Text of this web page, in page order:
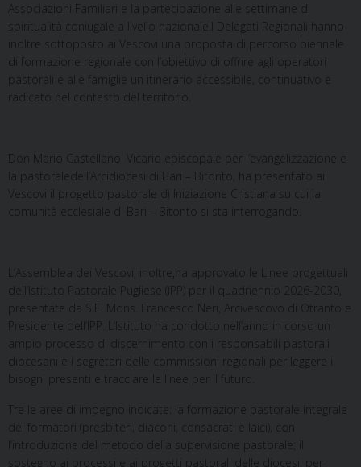
Associazioni Familiari e la partecipazione alle settimane di
spiritualità coniugale a livello nazionale.I Delegati Regionali hanno
inoltre sottoposto ai Vescovi una proposta di percorso biennale
di formazione regionale con l’obiettivo di offrire agli operatori
pastorali e alle famiglie un itinerario accessibile, continuativo e
radicato nel contesto del territorio.
Don Mario Castellano, Vicario episcopale per l’evangelizzazione e
la pastoraledell’Arcidiocesi di Bari – Bitonto, ha presentato ai
Vescovi il progetto pastorale di Iniziazione Cristiana su cui la
comunità ecclesiale di Bari – Bitonto si sta interrogando.
L’Assemblea dei Vescovi, inoltre,ha approvato le Linee progettuali
dell’Istituto Pastorale Pugliese (IPP) per il quadriennio 2026-2030,
presentate da S.E. Mons. Francesco Neri, Arcivescovo di Otranto e
Presidente dell’IPP. L’Istituto ha condotto nell’anno in corso un
ampio processo di discernimento con i responsabili pastorali
diocesani e i segretari delle commissioni regionali per leggere i
bisogni presenti e tracciare le linee per il futuro.
Tre le aree di impegno indicate: la formazione pastorale integrale
dei formatori (presbiteri, diaconi, consacrati e laici), con
l’introduzione del metodo della supervisione pastorale; il
sostegno ai processi e ai progetti pastorali delle diocesi, per